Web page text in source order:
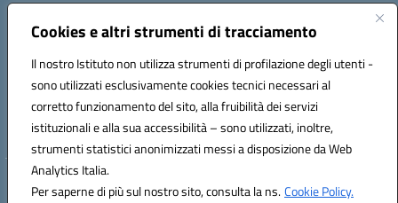
Cookies e altri strumenti di tracciamento
Il nostro Istituto non utilizza strumenti di profilazione degli utenti -
sono utilizzati esclusivamente cookies tecnici necessari al
corretto funzionamento del sito, alla fruibilità dei servizi
istituzionali e alla sua accessibilità – sono utilizzati, inoltre,
strumenti statistici anonimizzati messi a disposizione da Web
Analytics Italia.
Per saperne di più sul nostro sito, consulta la ns.Cookie Policy.
Indirizzo:
Centralino:0994722507 Email:TAIC873006@istruzione.it
Codice fiscale: 90279480736
Codice meccanografico:
TAIC873006
Codice unico di fatturazione (CUF): 488XBQ
Hosting & Powered by 3D Solution S.r.l.